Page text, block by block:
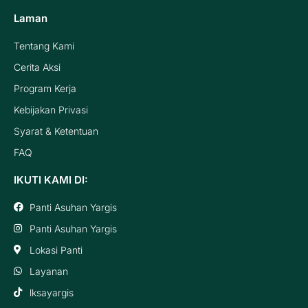
Laman
Tentang Kami
Cerita Aksi
Program Kerja
Kebijakan Privasi
Syarat & Ketentuan
FAQ
IKUTI KAMI DI:
Panti Asuhan Yargis
Panti Asuhan Yargis
Lokasi Panti
Layanan
lksayargis